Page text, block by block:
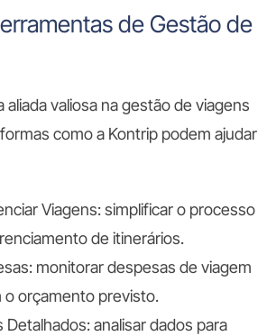
de Gestão de
aliada valiosa na gestão de viagens
como a Kontrip podem ajudar
Viagens:simplificar o processo
de itinerários.
monitorar despesas de viagem
o orçamento previsto.
Detalhados:analisar dados para